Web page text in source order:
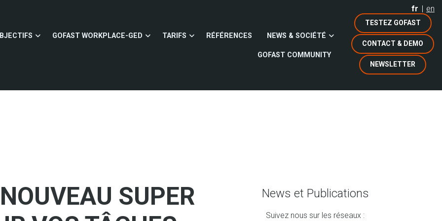
fr en
TESTEZ GOFAST
CONTACT & DEMO
NEWSLETTER
GOFAST WORKPLACE-GED TARIFS RÉFÉRENCES NEWS & SOCIÉTÉ
GOFAST COMMUNITY
SUPER
News et Publications
Suivez nous sur les réseaux :